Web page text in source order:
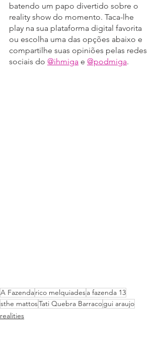
batendo um papo divertido sobre o
reality show do momento. Taca-lhe
play na sua plataforma digital favorita
ou escolha uma das opções abaixo e
compartilhe suas opiniões pelas redes
sociais do @ihmiga e @podmiga.
A Fazendarico melquiadesa fazenda 13
sthe mattosTati Quebra Barracogui araujo
realities